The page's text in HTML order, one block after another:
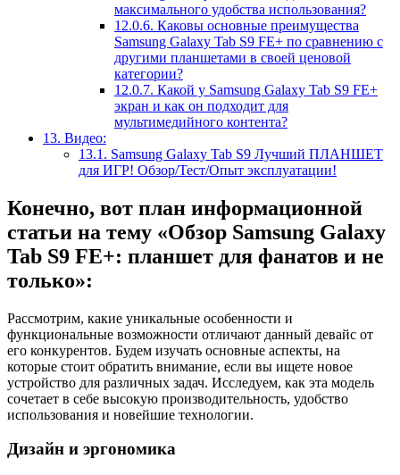
максимального удобства использования?
12.0.6. Каковы основные преимущества
Samsung Galaxy Tab S9 FE+ по сравнению с
другими планшетами в своей ценовой
категории?
12.0.7. Какой у Samsung Galaxy Tab S9 FE+
экран и как он подходит для
мультимедийного контента?
13. Видео:
13.1. Samsung Galaxy Tab S9 Лучший ПЛАНШЕТ
для ИГР! Обзор/Тест/Опыт эксплуатации!
Конечно, вот план информационной
статьи на тему «Обзор Samsung Galaxy
Tab S9 FE+: планшет для фанатов и не
только»:
Рассмотрим, какие уникальные особенности и
функциональные возможности отличают данный девайс от
его конкурентов. Будем изучать основные аспекты, на
которые стоит обратить внимание, если вы ищете новое
устройство для различных задач. Исследуем, как эта модель
сочетает в себе высокую производительность, удобство
использования и новейшие технологии.
Дизайн и эргономика